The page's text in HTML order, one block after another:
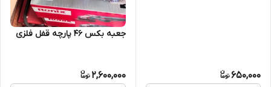
650,000
جعبه بکس 46 پارچه قفل فلزی
2,600,000